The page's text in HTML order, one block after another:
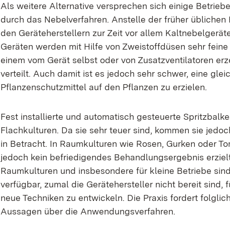
Als weitere Alternative versprechen sich einige
durch das Nebelverfahren. Anstelle der früher
den Geräteherstellern zur Zeit vor allem
Geräten werden mit Hilfe von Zweistoffdüsen sehr
einem vom Gerät selbst oder von Zusatzventilatoren
verteilt. Auch damit ist es jedoch sehr schwer, eine
Pflanzenschutzmittel auf den Pflanzen zu erzielen.
Fest installierte und automatisch gesteuerte
Flachkulturen. Da sie sehr teuer sind, kommen sie
in Betracht. In Raumkulturen wie Rosen, Gurken oder
jedoch kein befriedigendes Behandlungsergebnis
Raumkulturen und insbesondere für kleine Betriebe
verfügbar, zumal die Gerätehersteller nicht bereit sind,
neue Techniken zu entwickeln. Die Praxis fordert
Aussagen über die Anwendungsverfahren.